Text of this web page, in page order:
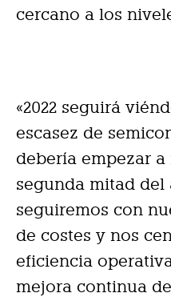
cercano a los
«2022 seguirá
escasez de
debería empezar
segunda mitad del
seguiremos con
de costes y nos
eficiencia
mejora continua